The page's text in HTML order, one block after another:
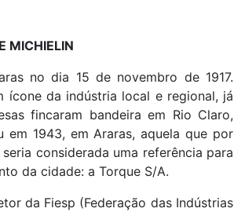
MICHIELIN
no dia 15 de novembro de 1917.
ícone da indústria local e regional, já
fincaram bandeira em Rio Claro,
em 1943, em Araras, aquela que por
considerada uma referência para
da cidade: a Torque S/A.
da Fiesp (Federação das Indústrias